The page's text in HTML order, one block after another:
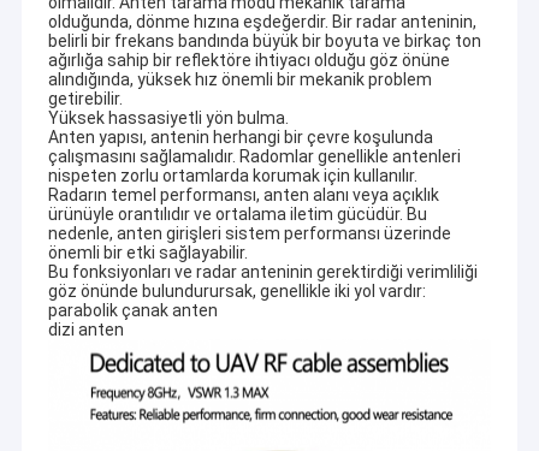
olduğunda, dönme hızına eşdeğerdir. Bir radar anteninin,
belirli bir frekans bandında büyük bir boyuta ve birkaç ton
ağırlığa sahip bir reflektöre ihtiyacı olduğu göz önüne
alındığında, yüksek hız önemli bir mekanik problem
getirebilir.
Yüksek hassasiyetli yön bulma.
Anten yapısı, antenin herhangi bir çevre koşulunda
çalışmasını sağlamalıdır. Radomlar genellikle antenleri
nispeten zorlu ortamlarda korumak için kullanılır.
Radarın temel performansı, anten alanı veya açıklık
ürünüyle orantılıdır ve ortalama iletim gücüdür. Bu
nedenle, anten girişleri sistem performansı üzerinde
önemli bir etki sağlayabilir.
Bu fonksiyonları ve radar anteninin gerektirdiği verimliliği
göz önünde bulundurursak, genellikle iki yol vardır:
parabolik çanak anten
dizi anten